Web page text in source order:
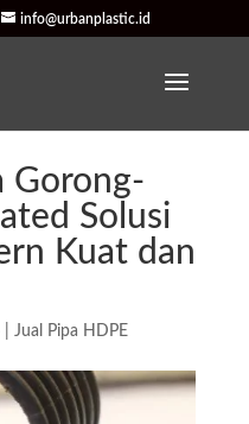
info@urbanplastic.id
Gorong-
Solusi
Kuat dan
| Jual Pipa HDPE